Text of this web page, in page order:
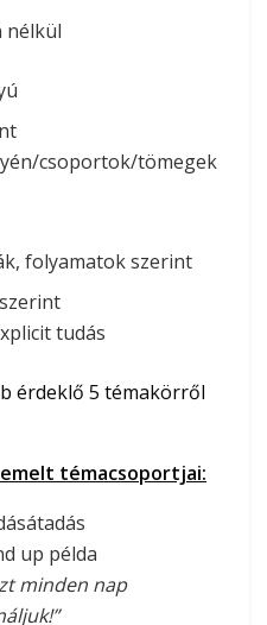
nélkül
csoportok/tömegek
folyamatok szerint
tudás
érdeklő 5 témakörről
témacsoportjai:
up példa
minden nap